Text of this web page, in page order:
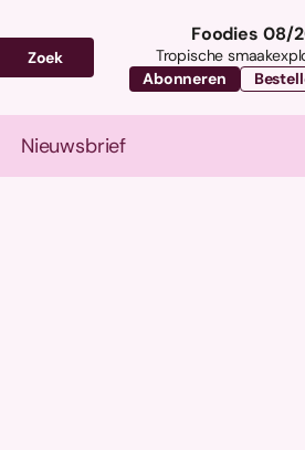
Zoek
Foodies 08/
Tropische
Abonneren
Nieuwsbrief